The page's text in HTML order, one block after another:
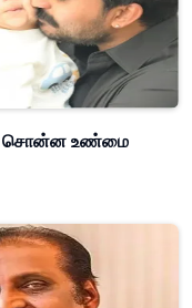
சொன்ன உண்மை